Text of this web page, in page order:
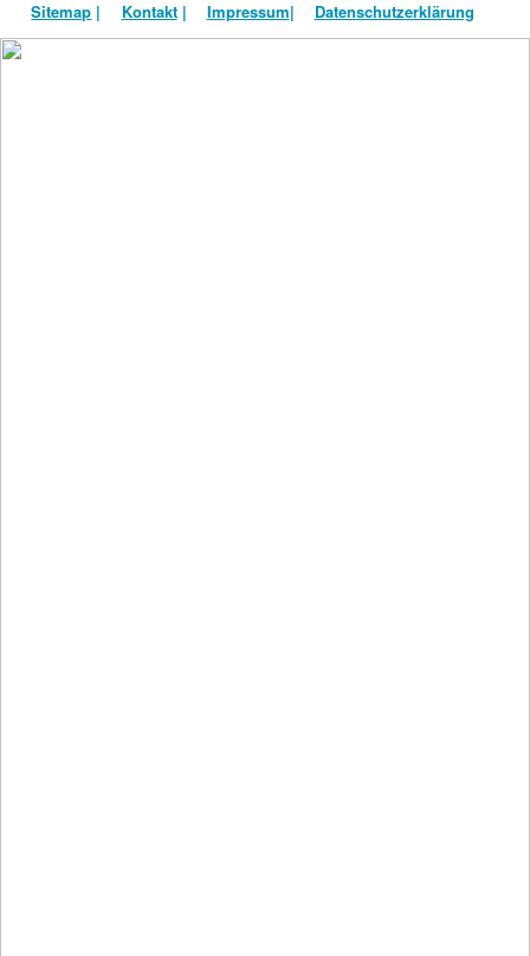
Sitemap | Kontakt| Impressum| Datenschutzerklärung